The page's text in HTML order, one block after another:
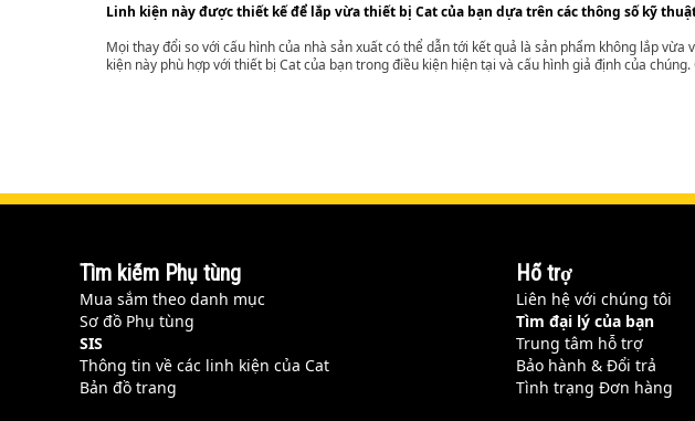
Linh kiện này được thiết kế để lắp vừa thiết bị Cat của bạn dựa trên các thông số kỹ
Mọi thay đổi so với cấu hình của nhà sản xuất có thể dẫn tới kết quả là sản phẩm không lắp
kiện này phù hợp với thiết bị Cat của bạn trong điều kiện hiện tại và cấu hình giả định của
Tìm kiếm Phụ tùng
Mua sắm theo danh mục
Sơ đồ Phụ tùng
SIS
Thông tin về các linh kiện của Cat
Bản đồ trang
Hỗ trợ
Liên hệ với chúng tôi
Tìm đại lý của bạn
Trung tâm hỗ trợ
Bảo hành & Đổi trả
Tình trạng Đơn hàng